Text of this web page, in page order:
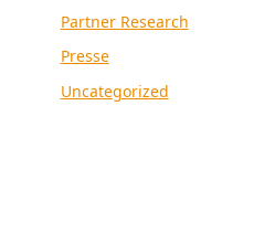
Partner Research
Presse
Uncategorized